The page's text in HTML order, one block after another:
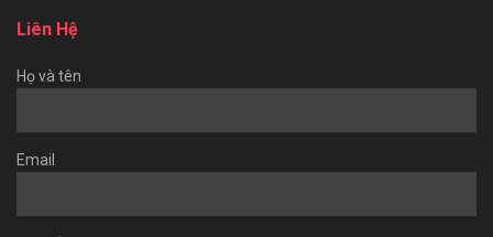
Liên Hệ
Họ và tên
Email